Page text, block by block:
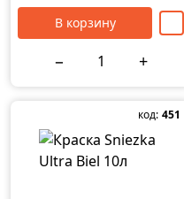
В корзину
− +
код: 451